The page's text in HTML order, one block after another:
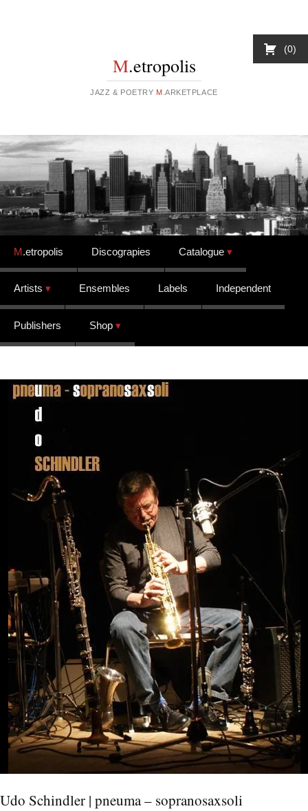
M.etropolis
JAZZ & POETRY M .ARKETPLACE
Skip to content
M.etropolis Discograpies Catalogue
Artists Ensembles Labels Independent
Publishers Shop
Udo Schindler | pneuma – sopranosaxsoli
0